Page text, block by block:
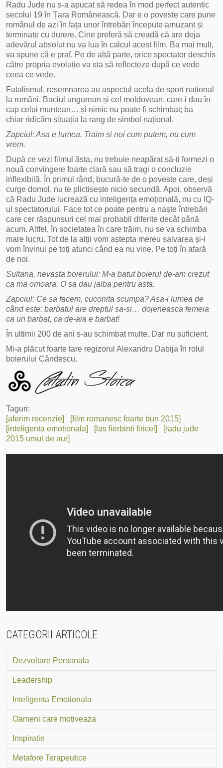
Radu Jude nu s-a apucat să redea în mod perfect autentic
secolul 19 în Țara Românească. Dar e o poveste care pune
românul de azi în fața unor întrebări începute amuzant și
terminate cu durere. Cine preferă să creadă că are deja
adevărul absolut nu va lua în calcul acest film. Ba mai mult,
va spune că e praf. Pe de altă parte, orice spectator deschis
către propria evoluție va sta să reflecteze după ce vede
ceea ce vede.
Fatalismul, resemnarea au aspectul acela de sport național
la români. Baciul ungurean și cel moldovean, care-i dau în
cap celui muntean… și nimic nu poate fi schimbat; ba
chiar ridicăm situația la rang de simbol național.
Zapciul: Asa e lumea. Traim si noi cum putem, nu cum
vrem.
După ce vezi filmul ăsta, nu trebuie neapărat să-ți formezi o
nouă convingere foarte clară sau să tragi o concluzie
inflexibilă. În primul rând, bucură-te de o poveste care, deși
curge domol, nu te plictisește nicio secundă. Apoi, observă
că Radu Jude lucrează cu inteligența emoțională, nu cu IQ-
ul spectatorului. Face tot ce poate pentru a naște întrebări
care cer răspunsuri cel mai probabil diferite decât până
acum. Altfel, în societatea în care trăim, nu se va schimba
mare lucru. Tot de la alții vom aștepta mereu salvarea și-i
vom învinui pe toți atunci când ea nu vine. Pe toți în afară
de noi.
Sultana, nevasta boierului: M-a batut boierul de-am crezut
ca ma omoara. O sa dau jalba pentru asta.
Zapciul: Ce sa facem, cuconita scumpa? Asa-i lumea de
când este: barbatul are dreptul sa-si… dojeneasca femeia
ca un barbat, ca de-aia e barbat!
În ultimii 200 de ani s-au schimbat multe. Dar nu suficient.
Mi-a plăcut foarte tare regizorul Alexandru Dabija în rolul
boierului Cândescu.
Taguri:
[aferim recenzie]
[film romanesc foarte bun 2015]
[inteligenta emotionala]
[las fierbinti firicel]
[radu jude
2015 ursul de aur]
CATEGORII ARTICOLE
Dezvoltare Personala
Leadership
Inteligenta Emotionala
Oameni care motiveaza
Inspiratie
Metafore Terapeutice